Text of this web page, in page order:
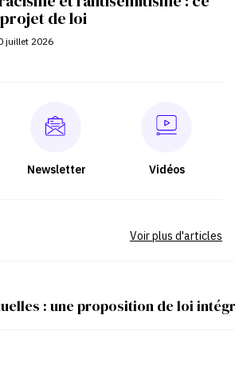
de loi
juillet 2026
Newsletter Vidéos
: une proposition de loi
Voir plus d'articles